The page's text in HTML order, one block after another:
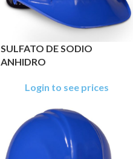
SULFATO DE SODIO
ANHIDRO
Login to see prices